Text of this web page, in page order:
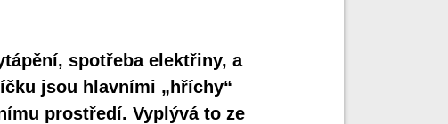
spotřeba elektřiny, a
jsou hlavními „hříchy“
prostředí. Vyplývá to ze